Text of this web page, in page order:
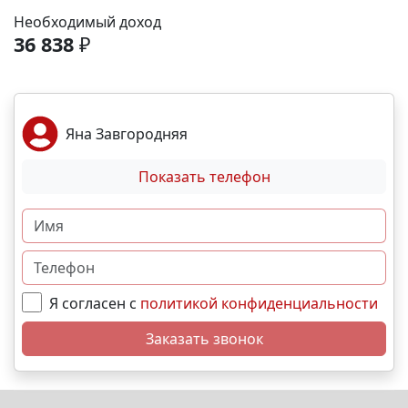
Море и пляж – 40 мин. 🏙️ Центр города – 20 мин. 🌁
Крымский мост – 2:30 мин. Выгодные условия
покупки: • Беспроцентная рассрочка от
Материнский капитал; • Дистанционная покупка. 📞
Свяжитесь с нами прямо сейчас и мы подберем
лучший вариант именно для Вас. N9660
Необходимый доход
36 838 ₽
Яна Завгородняя
Показать телефон
Я согласен с политикой конфиденциальности
Заказать звонок